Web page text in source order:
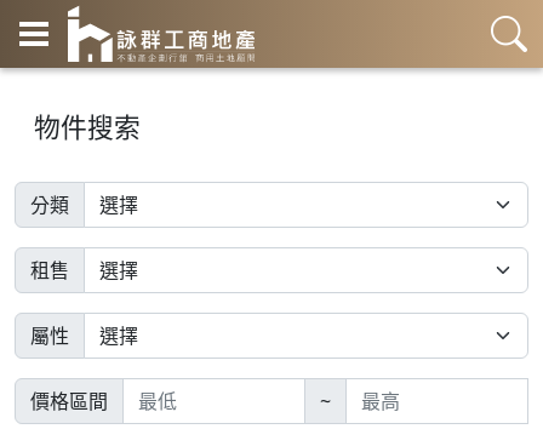
物件搜索
分類
租售
屬性
價格區間 ~